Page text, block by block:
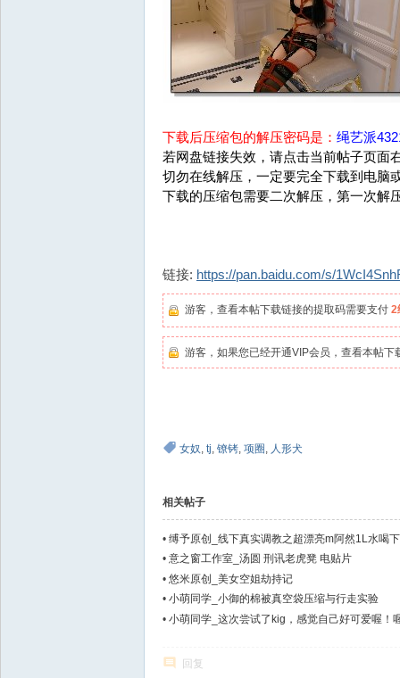
下载后压缩包的解压密码是： 绳艺派
若网盘链接失效，请点击当前帖子页面
切勿在线解压，一定要完全下载到电脑
下载的压缩包需要二次解压，第一次解
链接: https://pan.baidu.com/s/
游客，查看本帖下载链接的提取码需要支付 2
游客，如果您已经开通VIP会员，查看本帖下
女奴, tj, 镣铐, 项圈 , 人形犬
相关帖子
• 缚予原创_线下真实调教之超漂亮m阿然1L水喝
涌！阿然五花大绑，腿脚绑成内八，项圈套上振
上振动
• 意之窗工作室_汤圆 刑讯老虎凳 电贴片
• 悠米原创_美女空姐劫持记
• 小萌同学_小御的棉被真空袋压缩与行走实验
• 小萌同学_这次尝试了kig，感觉自己好可爱喔！
回复